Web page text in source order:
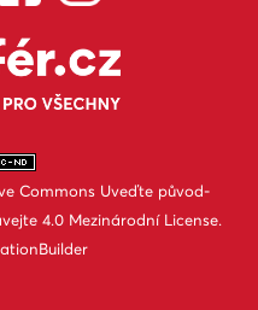
Commons Uveďte původ-
4.0 Mezinárodní License.